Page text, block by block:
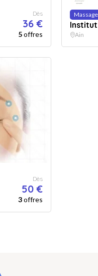
Dès
36 €
5offres
Massage
Ain
Dès
50 €
3offres